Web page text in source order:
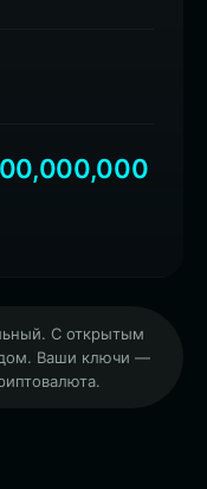
С открытым
Ваши ключи —